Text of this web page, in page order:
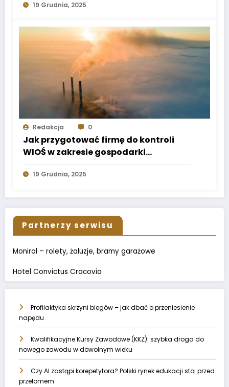
19 Grudnia, 2025
Redakcja 0
Jak przygotować firmę do kontroli
WIOŚ w zakresie gospodarki
odpadami?
19 Grudnia, 2025
Partnerzy serwisu
Monirol – rolety, żaluzje, bramy garażowe
Hotel Convictus Cracovia
Profilaktyka skrzyni biegów – jak dbać o przeniesienie
napędu
Kwalifikacyjne Kursy Zawodowe (KKZ): szybka droga do
nowego zawodu w dowolnym wieku
Czy AI zastąpi korepetytora? Polski rynek edukacji stoi przed
przełomem